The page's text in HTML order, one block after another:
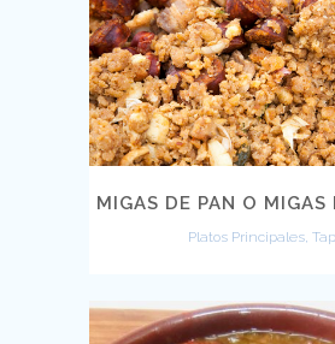
MIGAS DE PAN O MIGAS
Platos Principales,